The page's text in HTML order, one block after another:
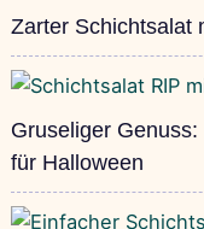
Zarter Schichtsalat
Gruseliger
für Halloween